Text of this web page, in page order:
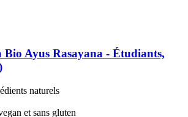
Bio Ayus Rasayana -​ Étudiants,
naturels
et sans gluten